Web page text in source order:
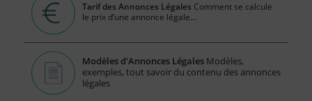
Tarif des Annonces Légales Comment se calcule
le prix d’une annonce légale...
Modèles d'Annonces Légales Modèles,
exemples, tout savoir du contenu des annonces
légales